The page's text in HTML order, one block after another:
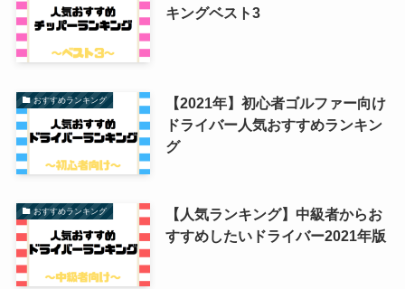
キングベスト3
おすすめランキング
【2021年】初心者ゴルファー向け
ドライバー人気おすすめランキン
グ
おすすめランキング
【人気ランキング】中級者からお
すすめしたいドライバー2021年版